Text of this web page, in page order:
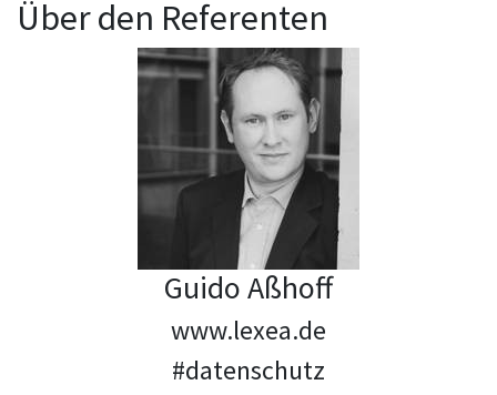
Über den Referenten
Guido Aßhoff
www.lexea.de
#datenschutz